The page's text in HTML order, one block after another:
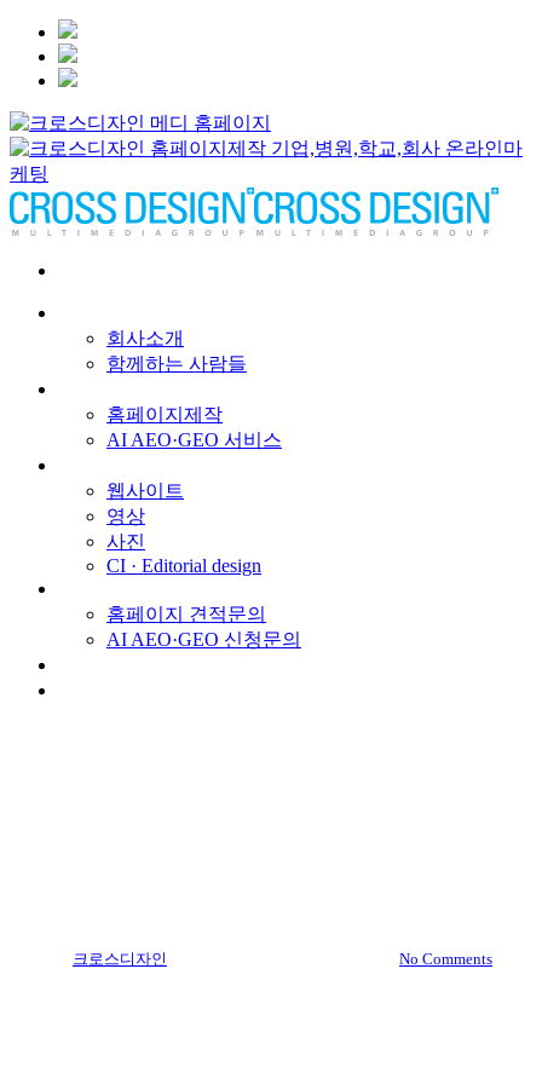
회사소개
함께하는 사람들
홈페이지제작
AI AEO·GEO 서비스
웹사이트
영상
사진
CI · Editorial design
홈페이지 견적문의
AI AEO·GEO 신청문의
크로스디자인 No Comments